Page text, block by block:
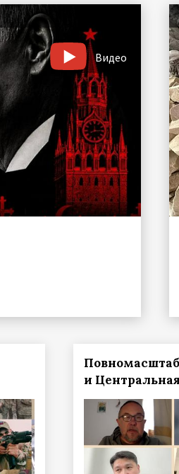
Видео
и